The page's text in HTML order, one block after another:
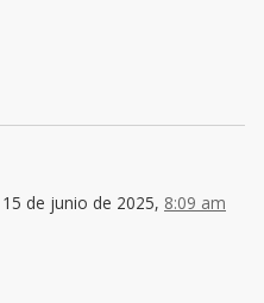
15 de junio de 2025, 8:09 am